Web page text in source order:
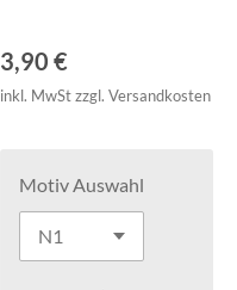
3,90 €
inkl. MwSt zzgl. Versandkosten
Motiv Auswahl